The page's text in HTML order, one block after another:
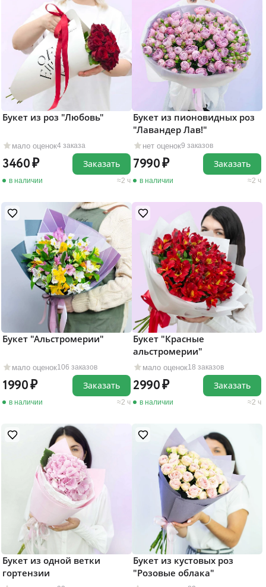
мало оценок4 заказа
Букет из роз "Любовь"
3460
в наличии 2 ч
Заказать
нет оценок9 заказов
Букет из пионовидных роз
"Лавандер Лав!"
7990
в наличии 2 ч
Заказать
мало оценок106 заказов
Букет "Альстромерии"
1990
в наличии 2 ч
Заказать
мало оценок18 заказов
Букет "Красные
альстромерии"
2990
в наличии 2 ч
Заказать
Букет из одной ветки
гортензии
Букет из кустовых роз
"Розовые облака"